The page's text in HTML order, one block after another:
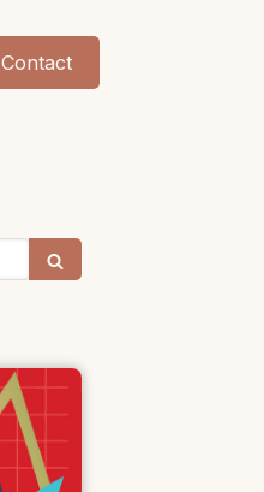
Contact